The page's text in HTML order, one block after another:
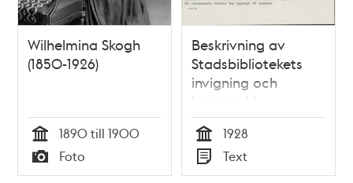
Wilhelmina Skogh
(1850-1926)
Tid
1890 till 1900
Typ
Foto
Beskrivning av
Stadsbibliotekets
invigning och
byggnad i
Biblioteksstyrelsens
årsberättelse 1928
Tid
1928
Typ
Text